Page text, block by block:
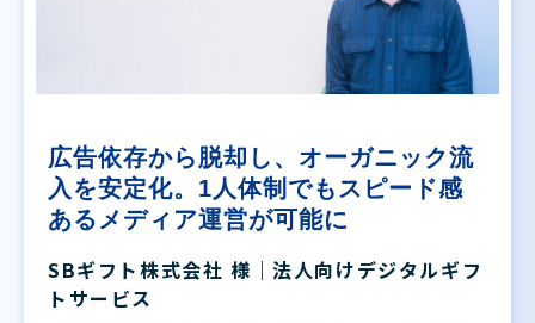
広告依存から脱却し、オーガニック流
入を安定化。1人体制でもスピード感
あるメディア運営が可能に
SBギフト株式会社 様｜法人向けデジタルギフ
トサービス